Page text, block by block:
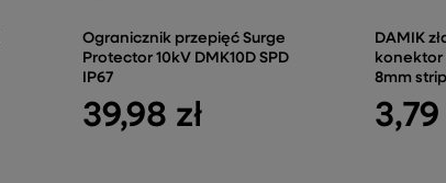
Ogranicznik przepięć Surge
Protector 10kV DMK10D SPD
IP67
39,98 zł
DAMIK
konektor
8mm
3,79